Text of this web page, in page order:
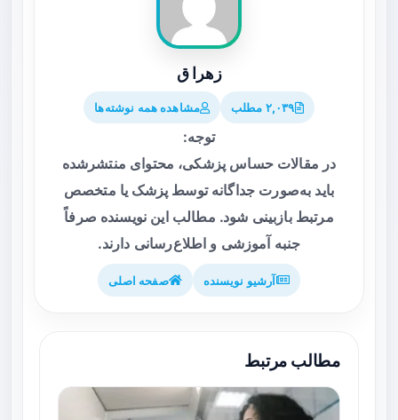
زهرا ق
۲,۰۳۹ مطلب مشاهده همه نوشته‌ها
توجه:
در مقالات حساس پزشکی، محتوای منتشرشده
باید به‌صورت جداگانه توسط پزشک یا متخصص
مرتبط بازبینی شود. مطالب این نویسنده صرفاً
جنبه آموزشی و اطلاع‌رسانی دارند.
آرشیو نویسنده صفحه اصلی
مطالب مرتبط